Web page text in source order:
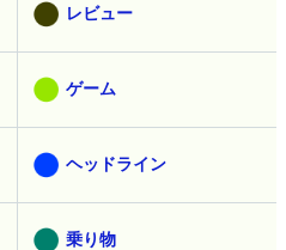
レビュー
ゲーム
ヘッドライン
乗り物